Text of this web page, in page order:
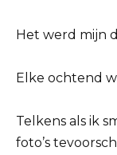
Het werd mijn
Elke ochtend
Telkens als ik
foto’s